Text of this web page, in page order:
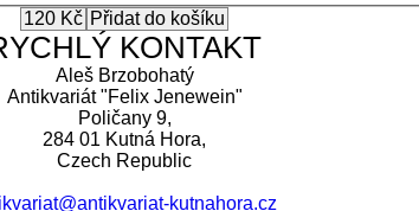
KONTAKT
Aleš Brzobohatý
Antikvariát "Felix Jenewein"
Poličany 9,
284 01 Kutná Hora,
Czech Republic
kutnahora.cz